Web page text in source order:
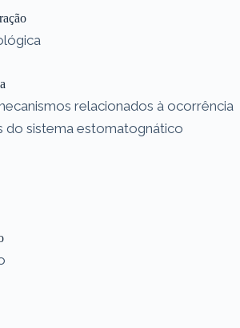
relacionados à ocorrência
do sistema estomatognático